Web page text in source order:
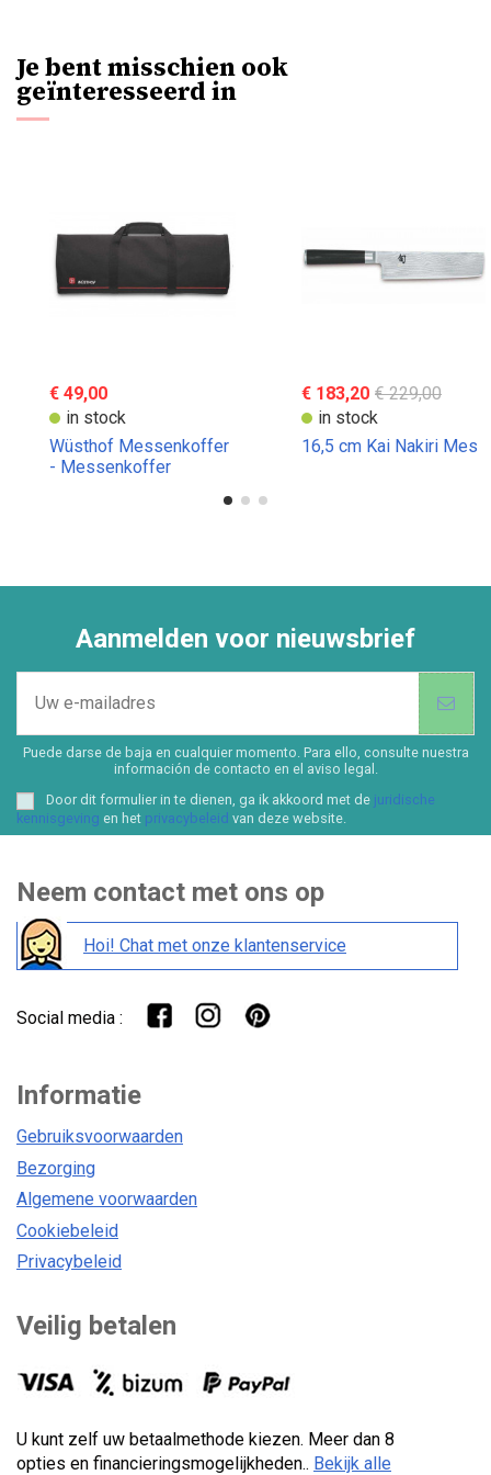
Je bent misschien ook
geïnteresseerd in
€ 49,00
in stock
Wüsthof Messenkoffer
- Messenkoffer
€ 183,20 € 229,00
in stock
16,5 cm Kai Nakiri Mes
Aanmelden voor nieuwsbrief
Puede darse de baja en cualquier momento. Para ello, consulte nuestra
información de contacto en el aviso legal.
Door dit formulier in te dienen, ga ik akkoord met de juridische
kennisgeving en het privacybeleid van deze website.
Neem contact met ons op
Hoi! Chat met onze klantenservice
Social media :
Informatie
Gebruiksvoorwaarden
Bezorging
Algemene voorwaarden
Cookiebeleid
Privacybeleid
Veilig betalen
U kunt zelf uw betaalmethode kiezen. Meer dan 8
opties en financieringsmogelijkheden.. Bekijk alle